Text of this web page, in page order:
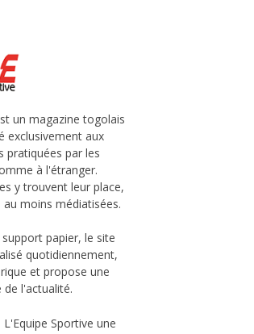
un magazine togolais
exclusivement aux
pratiquées par les
à l'étranger.
y trouvent leur place,
moins médiatisées.
papier, le site
quotidiennement,
et propose une
l'actualité.
Sportive une